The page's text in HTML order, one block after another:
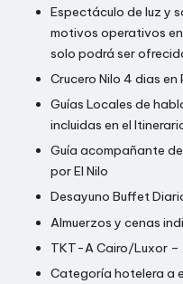
E
S
Espectáculo de luz y
motivos operativos
solo podrá ser
Crucero Nilo 4 dias
Guías Locales de
incluidas en el
Guía acompañante
por El Nilo
Desayuno Buffet
Almuerzos y cenas
TKT-A Cairo/Luxor –
Categoría hotelera a